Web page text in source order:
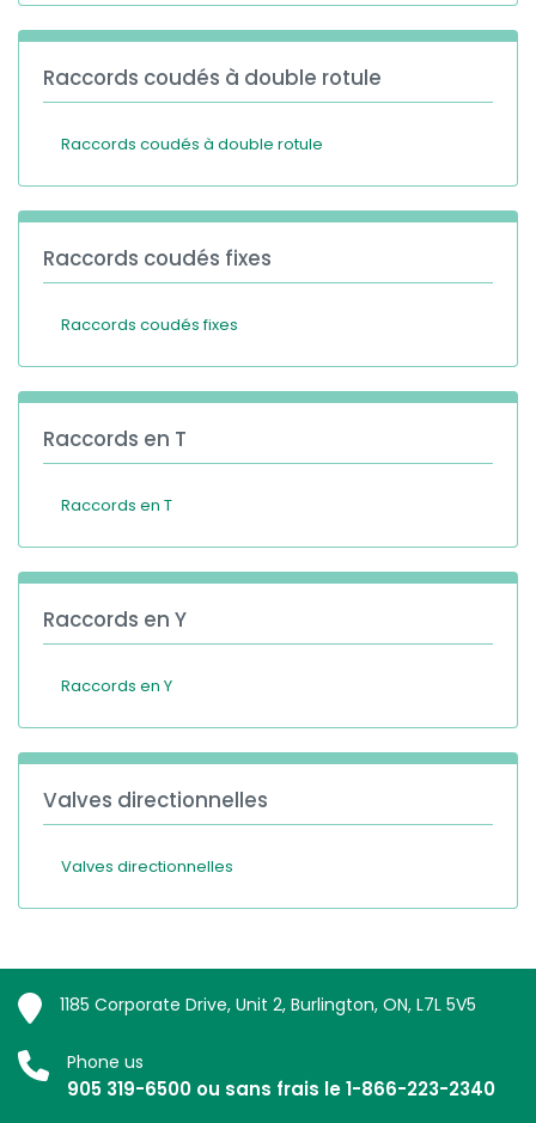
Raccords coudés à double rotule
Raccords coudés à double rotule
Raccords coudés fixes
Raccords coudés fixes
Raccords en T
Raccords en T
Raccords en Y
Raccords en Y
Valves directionnelles
Valves directionnelles
1185 Corporate Drive, Unit 2, Burlington, ON, L7L 5V5
Phone us
905 319-6500 ou sans frais le 1-866-223-2340